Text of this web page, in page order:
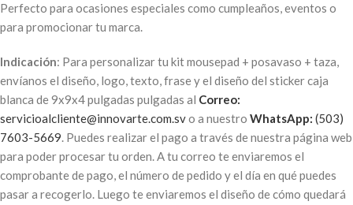
Perfecto para ocasiones especiales como cumpleaños, eventos o
para promocionar tu marca.
Indicación: Para personalizar tu kit mousepad + posavaso + taza,
envíanos el diseño, logo, texto, frase y el diseño del sticker caja
blanca de 9x9x4 pulgadas pulgadas al Correo:
servicioalcliente@innovarte.com.svo a nuestro WhatsApp: (503)
7603-5669. Puedes realizar el pago a través de nuestra página web
para poder procesar tu orden. A tu correo te enviaremos el
comprobante de pago, el número de pedido y el día en qué puedes
pasar a recogerlo. Luego te enviaremos el diseño de cómo quedará